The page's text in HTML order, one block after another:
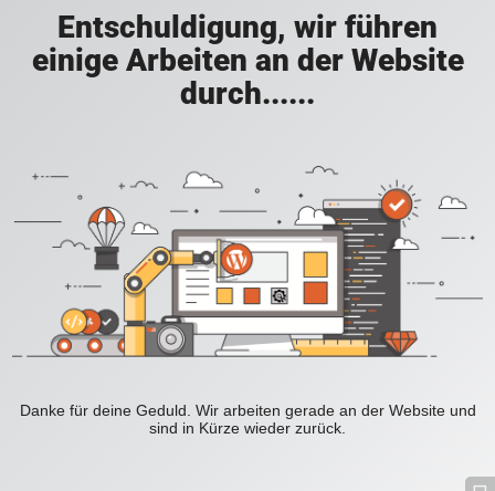
Entschuldigung, wir führen
einige Arbeiten an der Website
durch......
Danke für deine Geduld. Wir arbeiten gerade an der Website und
sind in Kürze wieder zurück.